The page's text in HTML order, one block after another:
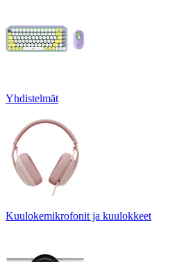
Yhdistelmät
Kuulokemikrofonit ja kuulokkeet